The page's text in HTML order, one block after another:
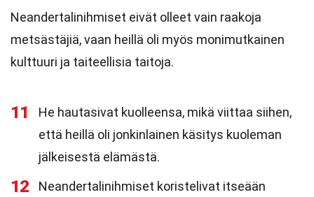
Neandertalinihmiset eivät olleet vain raakoja
metsästäjiä, vaan heillä oli myös monimutkainen
kulttuuri ja taiteellisia taitoja.
11
He hautasivat kuolleensa, mikä viittaa siihen,
että heillä oli jonkinlainen käsitys kuoleman
jälkeisestä elämästä.
12
Neandertalinihmiset koristelivat itseään